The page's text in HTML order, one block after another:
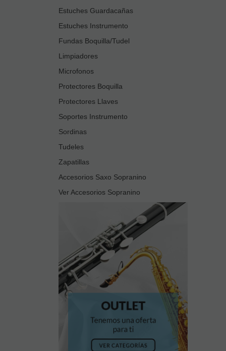
Estuches Guardacañas
Estuches Instrumento
Fundas Boquilla/Tudel
Limpiadores
Microfonos
Protectores Boquilla
Protectores Llaves
Soportes Instrumento
Sordinas
Tudeles
Zapatillas
Accesorios Saxo Sopranino
Ver Accesorios Sopranino